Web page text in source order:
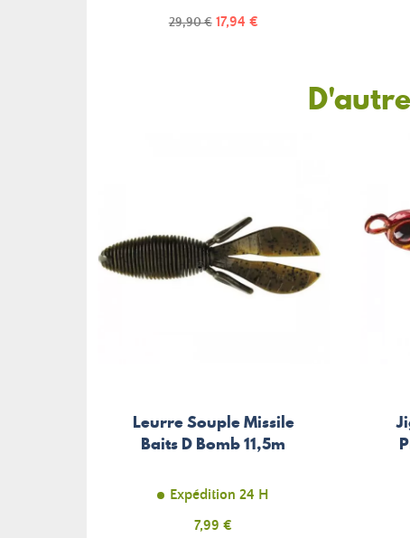
Prix
29,90 € Prix
17,94 €
Leurre Souple Missile
Baits D Bomb 11,5m
Expédition 24 H
Prix
7,99 €